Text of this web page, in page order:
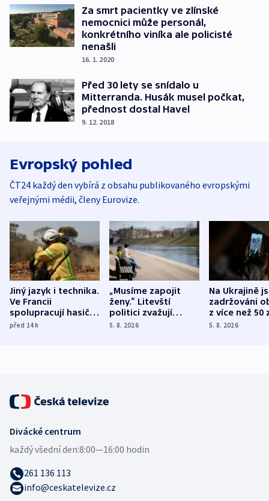
Za smrt pacientky ve zlínské
nemocnici může personál,
konkrétního viníka ale policisté
nenašli
16. 1. 2020
Před 30 lety se snídalo u
Mitterranda. Husák musel počkat,
přednost dostal Havel
9. 12. 2018
Evropský pohled
ČT24 každý den vybírá z obsahu publikovaného evropskými
veřejnými médii, členy Eurovize.
Jiný jazyk i technika.
Ve Francii
spolupracují hasiči z
různých zemí
před 14h
„Musíme zapojit
ženy.“ Litevští
politici zvažují
dohodu o
5. 8. 2026
Na Ukrajině
zadržováni
z více než 50
Bojovali na
5. 8. 2026
Divácké centrum
každý všední den:8:00—16:00 hodin
261 136 113
info@ceskatelevize.cz